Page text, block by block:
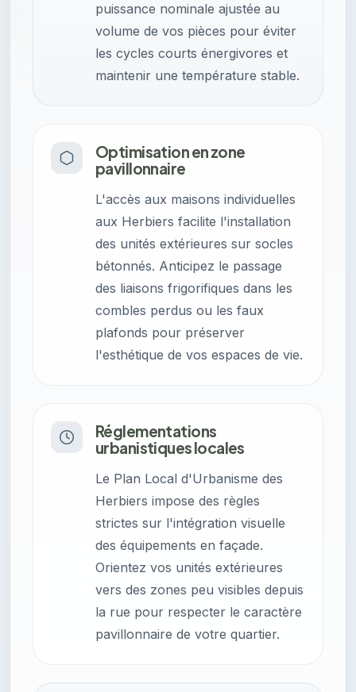
puissance nominale ajustée au
volume de vos pièces pour éviter
les cycles courts énergivores et
maintenir une température stable.
Optimisation en zone
pavillonnaire
L'accès aux maisons individuelles
aux Herbiers facilite l'installation
des unités extérieures sur socles
bétonnés. Anticipez le passage
des liaisons frigorifiques dans les
combles perdus ou les faux
plafonds pour préserver
l'esthétique de vos espaces de vie.
Réglementations
urbanistiques locales
Le Plan Local d'Urbanisme des
Herbiers impose des règles
strictes sur l'intégration visuelle
des équipements en façade.
Orientez vos unités extérieures
vers des zones peu visibles depuis
la rue pour respecter le caractère
pavillonnaire de votre quartier.